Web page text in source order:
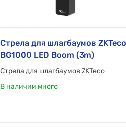
Стрела для шлагбаумов ZKTeco
BG1000 LED Boom (3m)
Стрела для шлагбаумов ZKTeco
В наличии много